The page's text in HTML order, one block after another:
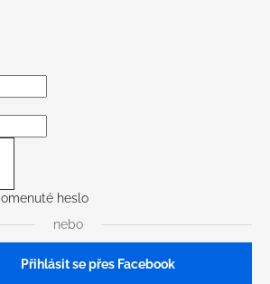
heslo
nebo
Přihlásit se přes Facebook